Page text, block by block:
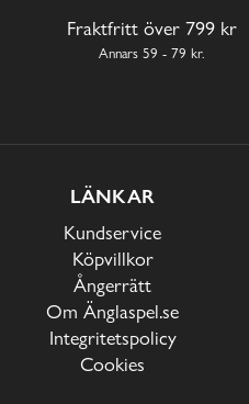
Fraktfritt över 799 kr
Annars 59 - 79 kr.
LÄNKAR
Kundservice
Köpvillkor
Ångerrätt
Om Änglaspel.se
Integritetspolicy
Cookies